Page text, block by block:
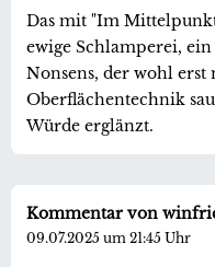
Das mit "Im
ewige Schlamperei,
Nonsens, der wohl
Oberflächentechnik
Würde erglänzt.
Kommentar von
09.07.2025 um 21:45 Uhr